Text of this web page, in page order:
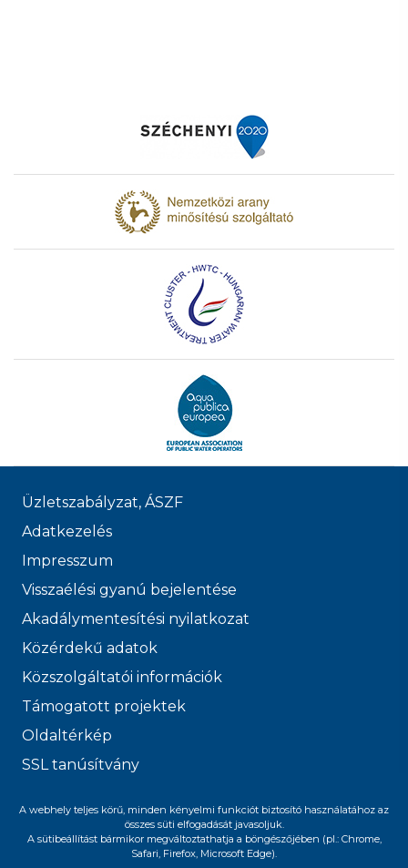
Üzletszabályzat, ÁSZF
Adatkezelés
Impresszum
Visszaélési gyanú bejelentése
Akadálymentesítési nyilatkozat
Közérdekű adatok
Közszolgáltatói információk
Támogatott projektek
Oldaltérkép
SSL tanúsítvány
© 2026 FŐVÁROSI
VÍZMŰVEK
A webhely teljes körű, minden kényelmi funkciót biztosító használatához az
összes süti elfogadását javasoljuk.
A sütibeállítást bármikor megváltoztathatja a böngészőjében (pl.: Chrome,
Safari, Firefox, Microsoft Edge).